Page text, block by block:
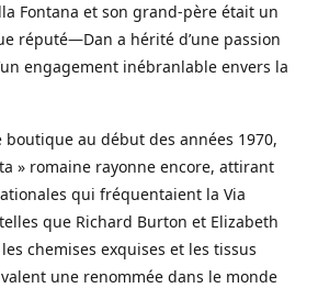
Fontana et son grand-père était un
réputé—Dan a hérité d’une passion
engagement inébranlable envers la
au début des années 1970,
» romaine rayonne encore, attirant
qui fréquentaient la Via
que Richard Burton et Elizabeth
chemises exquises et les tissus
une renommée dans le monde